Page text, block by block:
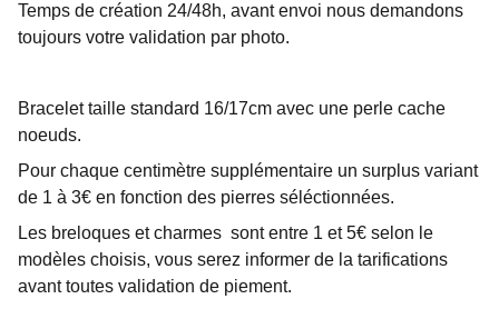
Temps de création 24/48h, avant envoi nous demandons
toujours votre validation par photo.
Bracelet taille standard 16/17cm avec une perle cache
noeuds.
Pour chaque centimètre supplémentaire un surplus variant
de 1 à 3€ en fonction des pierres séléctionnées.
Les breloques et charmes sont entre 1 et 5€ selon le
modèles choisis, vous serez informer de la tarifications
avant toutes validation de piement.